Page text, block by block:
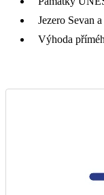
Jezero Sevan
Výhoda